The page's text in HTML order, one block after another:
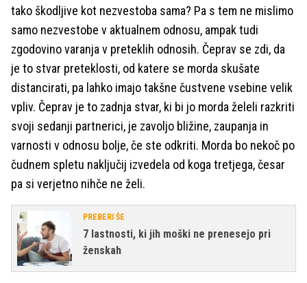
tako škodljive kot nezvestoba sama? Pa s tem ne mislimo
samo nezvestobe v aktualnem odnosu, ampak tudi
zgodovino varanja v preteklih odnosih. Čeprav se zdi, da
je to stvar preteklosti, od katere se morda skušate
distancirati, pa lahko imajo takšne čustvene vsebine velik
vpliv. Čeprav je to zadnja stvar, ki bi jo morda želeli razkriti
svoji sedanji partnerici, je zavoljo bližine, zaupanja in
varnosti v odnosu bolje, če ste odkriti. Morda bo nekoč po
čudnem spletu naključij izvedela od koga tretjega, česar
pa si verjetno nihče ne želi.
PREBERI ŠE
7 lastnosti, ki jih moški ne prenesejo pri
ženskah